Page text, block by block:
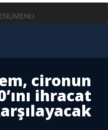
MENU
cironun
ihracat